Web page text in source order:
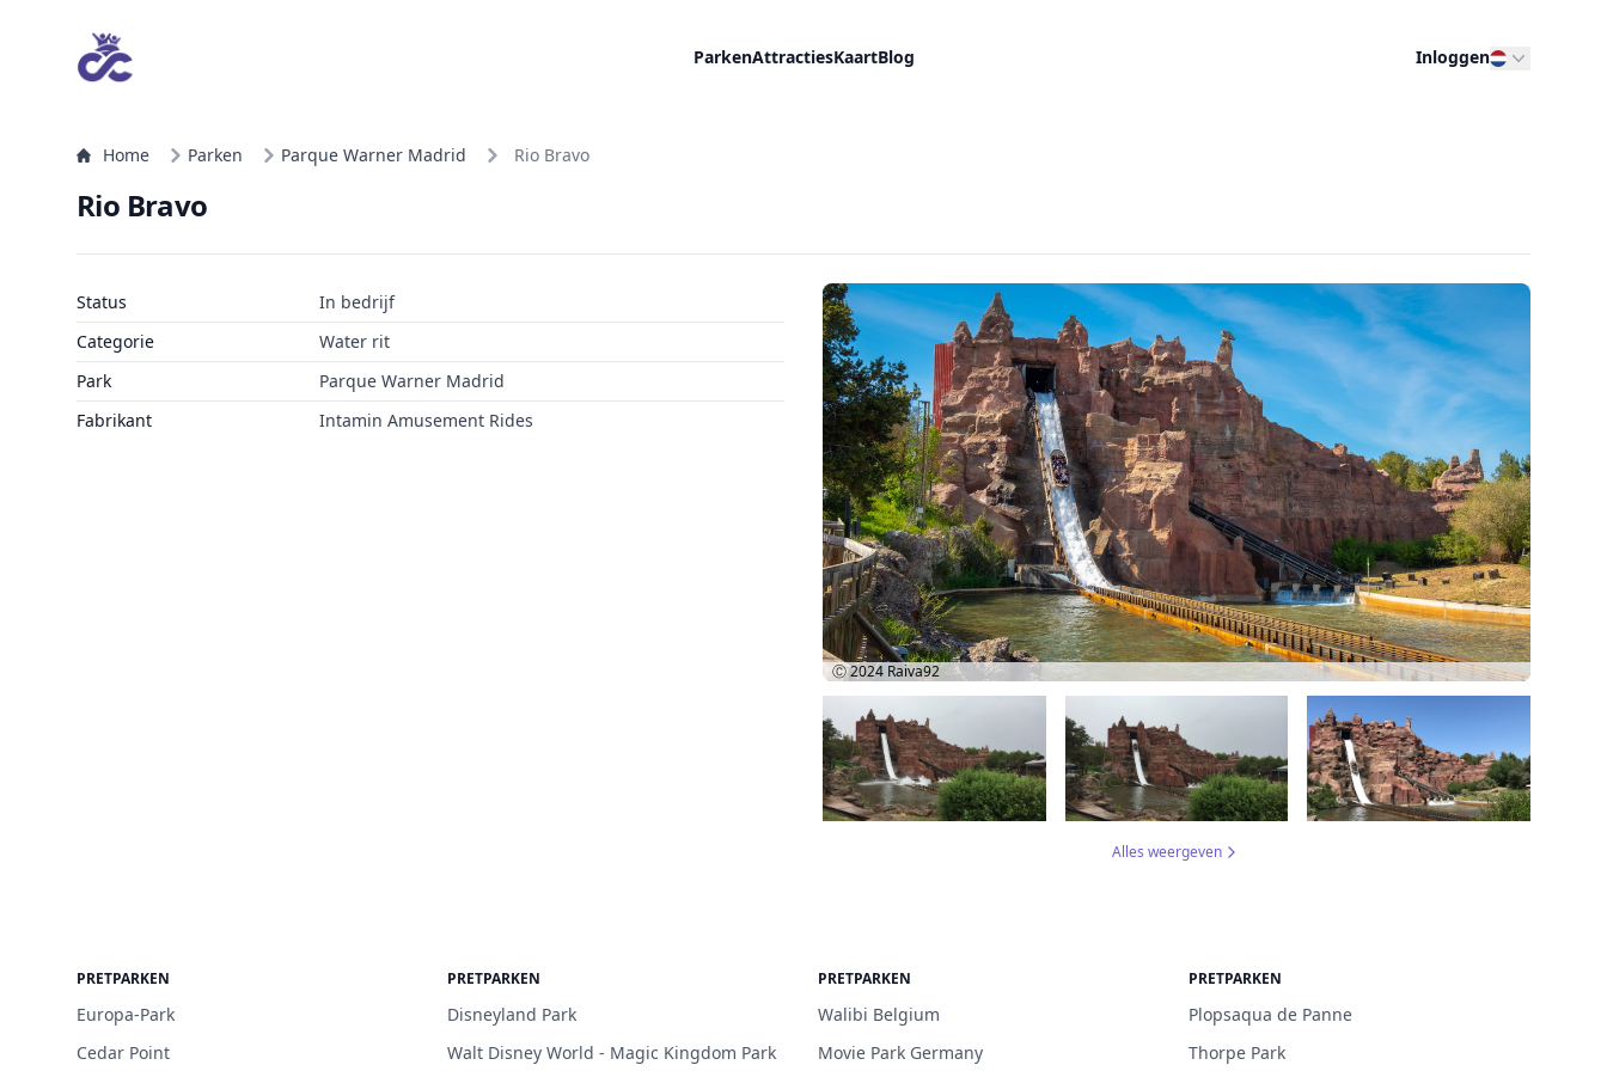
ParkenAttractiesKaartBlog Inloggen
Home Parken Parque Warner Madrid Rio Bravo
Rio Bravo
Status
In bedrijf
Categorie
Water rit
Park
Parque Warner Madrid
Fabrikant
Intamin Amusement Rides
Ⓒ 2024 Raiva92
Alles weergeven
PRETPARKEN
Europa-Park
Cedar Point
PRETPARKEN
Disneyland Park
Walt Disney World - Magic Kingdom Park
PRETPARKEN
Walibi Belgium
Movie Park Germany
PRETPARKEN
Plopsaqua de Panne
Thorpe Park